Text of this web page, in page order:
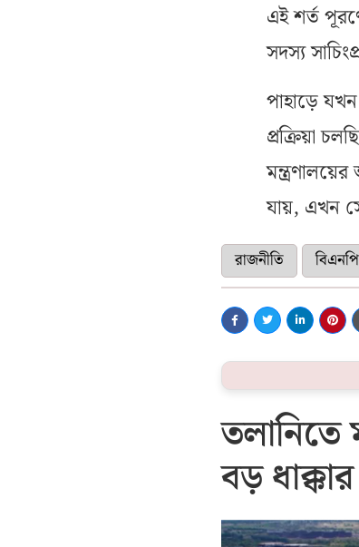
এই শর্ত
সদস্য
পাহাড়ে
প্রক্রিয়া
যায়, এখন
রাজনীতি বিএনপি
তলানিতে
বড়